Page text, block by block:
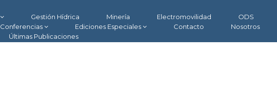
Gestión Hídrica Minería Electromovilidad
ODS
Conferencias Ediciones Especiales Contacto
Nosotros
Últimas Publicaciones